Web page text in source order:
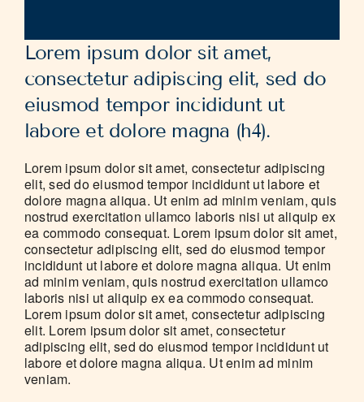
Lorem ipsum dolor sit amet,
consectetur adipiscing elit, sed do
eiusmod tempor incididunt ut
labore et dolore magna (h4).
Lorem ipsum dolor sit amet, consectetur adipiscing
elit, sed do eiusmod tempor incididunt ut labore et
dolore magna aliqua. Ut enim ad minim veniam, quis
nostrud exercitation ullamco laboris nisi ut aliquip ex
ea commodo consequat. Lorem ipsum dolor sit amet,
consectetur adipiscing elit, sed do eiusmod tempor
incididunt ut labore et dolore magna aliqua. Ut enim
ad minim veniam, quis nostrud exercitation ullamco
laboris nisi ut aliquip ex ea commodo consequat.
Lorem ipsum dolor sit amet, consectetur adipiscing
elit. Lorem ipsum dolor sit amet, consectetur
adipiscing elit, sed do eiusmod tempor incididunt ut
labore et dolore magna aliqua. Ut enim ad minim
veniam.